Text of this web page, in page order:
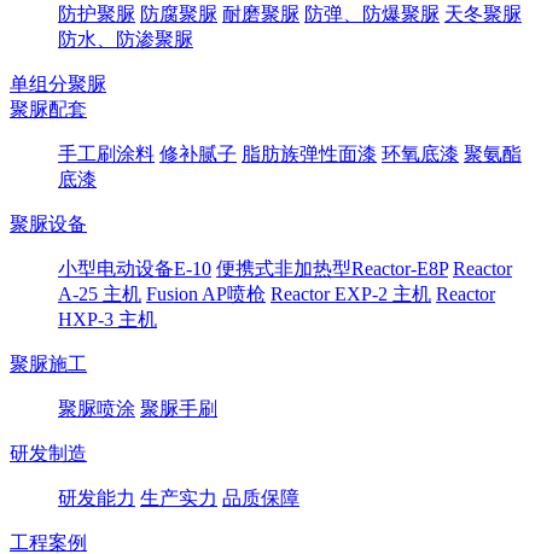
防护聚脲 防腐聚脲 耐磨聚脲 防弹、防爆聚脲 天冬聚脲
防水、防渗聚脲
单组分聚脲
聚脲配套
手工刷涂料 修补腻子 脂肪族弹性面漆 环氧底漆 聚氨酯
底漆
聚脲设备
小型电动设备E-10 便携式非加热型Reactor-E8P Reactor
A-25 主机 Fusion AP喷枪 Reactor EXP-2 主机 Reactor
HXP-3 主机
聚脲施工
聚脲喷涂 聚脲手刷
研发制造
研发能力 生产实力 品质保障
工程案例